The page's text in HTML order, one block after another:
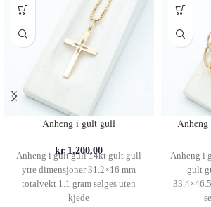
Anheng i gult gull
kr1.200,00
Anheng i gult gull 14kt gult gull
ytre dimensjoner 31.2×16 mm
totalvekt 1.1 gram selges uten
kjede
Anheng i
gult